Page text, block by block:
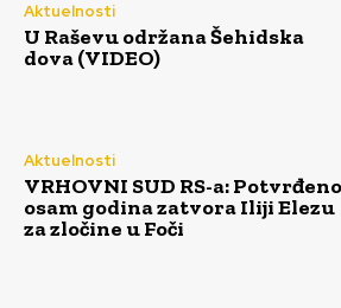
Aktuelnosti
U Raševu održana Šehidska
dova (VIDEO)
Aktuelnosti
VRHOVNI SUD RS-a: Potvrđeno
osam godina zatvora Iliji Elezu
za zločine u Foči